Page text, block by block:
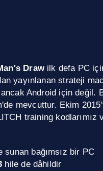
Drawilk defa PC
yayınlanan strateji
ancak Android için değil.
mevcuttur. Ekim
training kodlarımız
bağımsız bir PC
hile de dâhildir